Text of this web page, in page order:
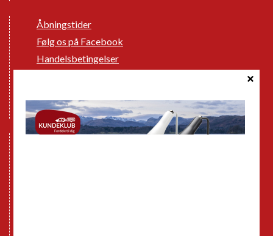
Åbningstider
Følg os på Facebook
Handelsbetingelser
GPDR - Optagelse af foto og video